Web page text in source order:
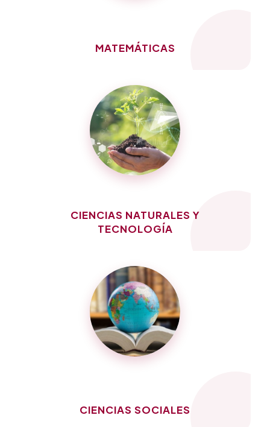
MATEMÁTICAS
CIENCIAS NATURALES Y
TECNOLOGÍA
CIENCIAS SOCIALES